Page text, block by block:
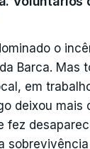
o
Barca. Mas
em
deixou mais
fez